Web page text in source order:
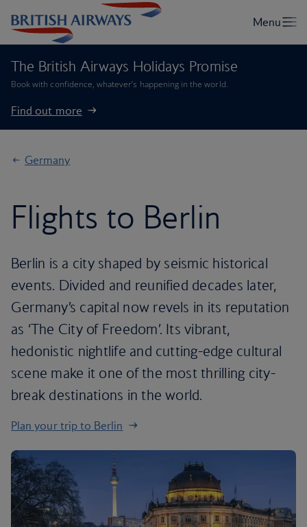
The British Airways Holidays Promise
Book with confidence, whatever’s happening in the world.
Find out more
Germany
Flights to Berlin
Berlin is a city shaped by seismic historical
events. Divided and reunified decades later,
Germany’s capital now revels in its reputation
as ‘The City of Freedom’. Its vibrant,
hedonistic nightlife and cutting-edge cultural
scene make it one of the most thrilling city-
break destinations in the world.
Plan your trip to Berlin